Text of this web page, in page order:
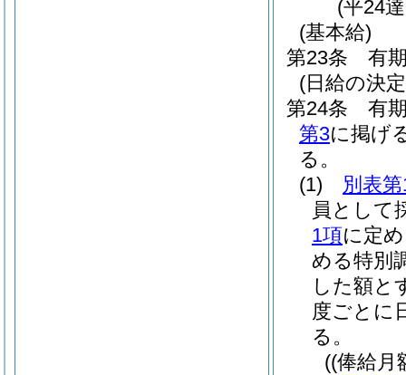
(平24
(基本給)
第23条
有
(日給の決
第24条
有
第3に掲げ
る。
(1)
別表
員として
1項に定
める特別
した額と
度ごとに
る。
((俸給月